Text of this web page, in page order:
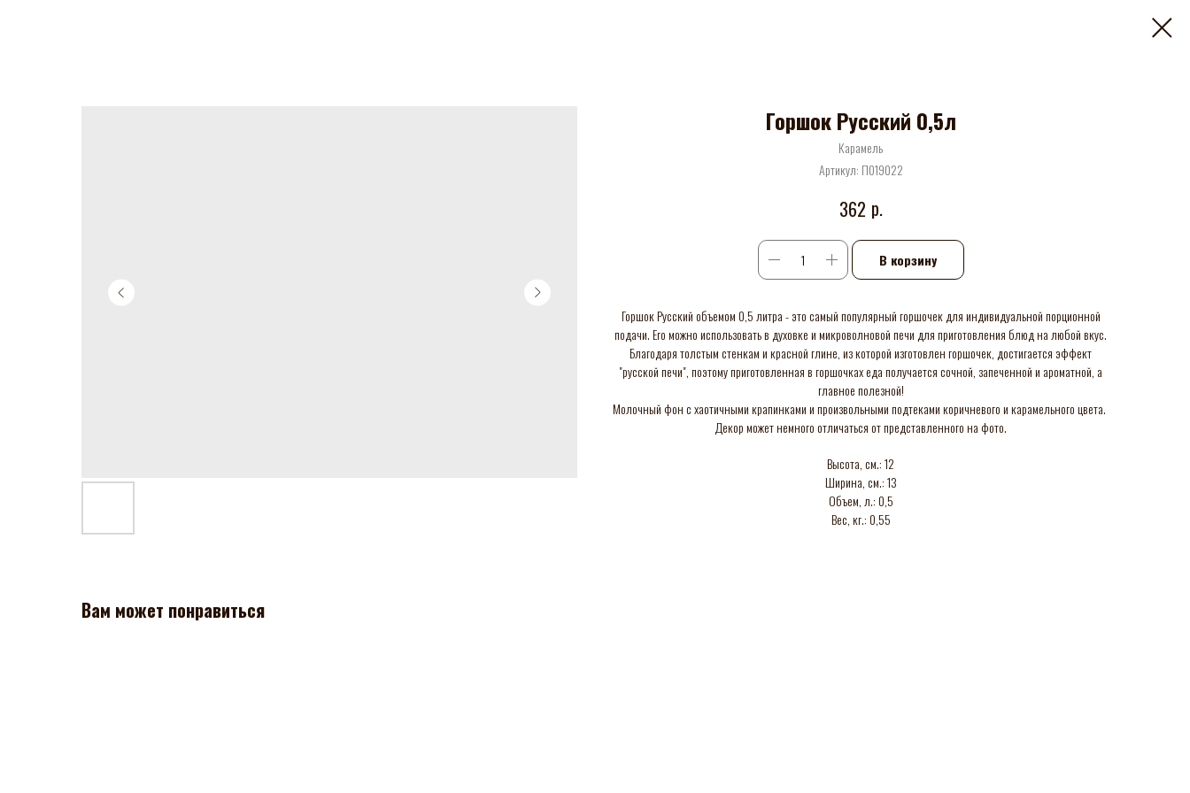
Горшок Русский 0,5л
Карамель
Артикул: П019022
362 р.
В корзину
Горшок Русский объемом 0,5 литра - это самый популярный горшочек для индивидуальной порционной
подачи. Его можно использовать в духовке и микроволновой печи для приготовления блюд на любой вкус.
Благодаря толстым стенкам и красной глине, из которой изготовлен горшочек, достигается эффект
"русской печи", поэтому приготовленная в горшочках еда получается сочной, запеченной и ароматной, а
главное полезной!
Молочный фон с хаотичными крапинками и произвольными подтеками коричневого и карамельного цвета.
Декор может немного отличаться от представленного на фото.
Высота, см.: 12
Ширина, см.: 13
Объем, л.: 0,5
Вес, кг.: 0,55
Вам может понравиться